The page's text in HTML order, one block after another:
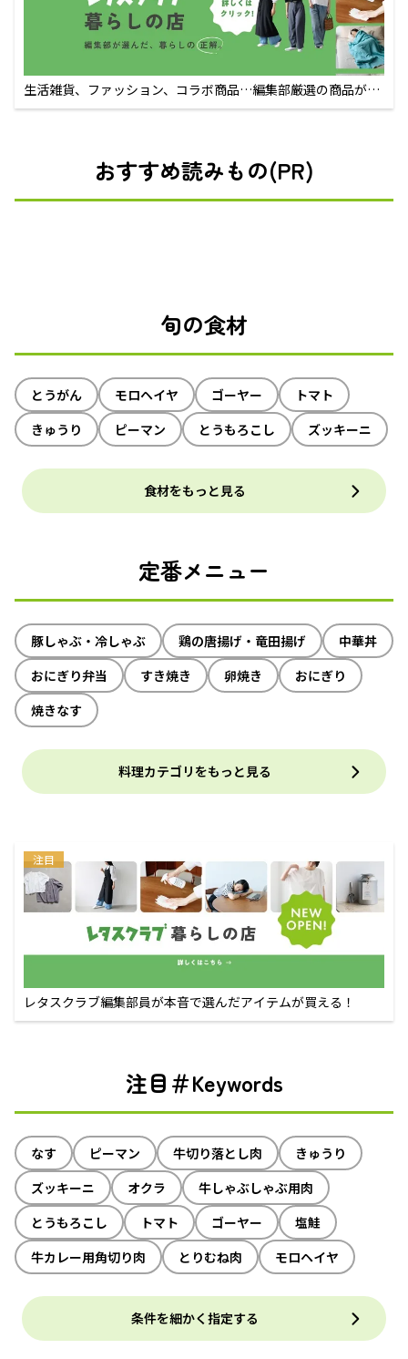
生活雑貨、ファッション、コラボ商品…編集部厳選の商品が買
えるECサイト
おすすめ読みもの(PR)
旬の食材
とうがん モロヘイヤ ゴーヤー
トマト
きゅうり
ピーマン とうもろこし ズッキーニ
食材をもっと見る
定番メニュー
豚しゃぶ・冷しゃぶ 鶏の唐揚げ・竜田揚げ
中華丼
おにぎり弁当
すき焼き 卵焼き
おにぎり
焼きなす
料理カテゴリをもっと見る
注目
レタスクラブ編集部員が本音で選んだアイテムが買える！
注目＃Keywords
なす ピーマン 牛切り落とし肉
きゅうり
ズッキーニ
オクラ
牛しゃぶしゃぶ用肉
とうもろこし
トマト ゴーヤー
塩鮭
牛カレー用角切り肉
とりむね肉 モロヘイヤ
条件を細かく指定する